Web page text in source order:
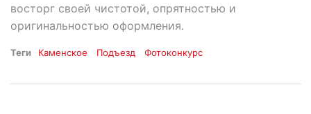
восторг своей чистотой, опрятностью и
оригинальностью оформления.
Теги Каменское Подъезд Фотоконкурс